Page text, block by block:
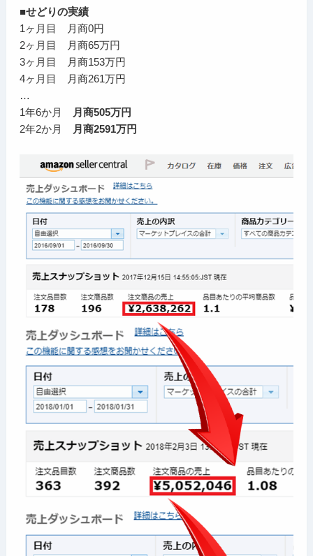
■せどりの実績
1ヶ月目 月商0円
2ヶ月目 月商65万円
3ヶ月目 月商153万円
4ヶ月目 月商261万円
…
1年6か月
月商505万円
2年2か月
月商2591万円